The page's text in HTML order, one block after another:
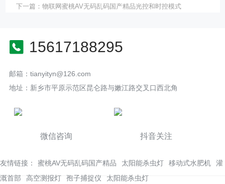
下一篇： 物联网蜜桃AV无码乱码国产精品光控和时控模式
15617188295
邮箱：tianyityn@126.com
地址：新乡市平原示范区昆仑路与嫩江路交叉口西北角
微信咨询 抖音关注
友情链接： 蜜桃AV无码乱码国产精品 太阳能杀虫灯 移动式水肥机
灌
溉首部
高空测报灯 孢子捕捉仪 太阳能杀虫灯